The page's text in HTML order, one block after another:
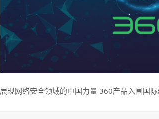
展现网络安全领域的中国力量 360产品入围国